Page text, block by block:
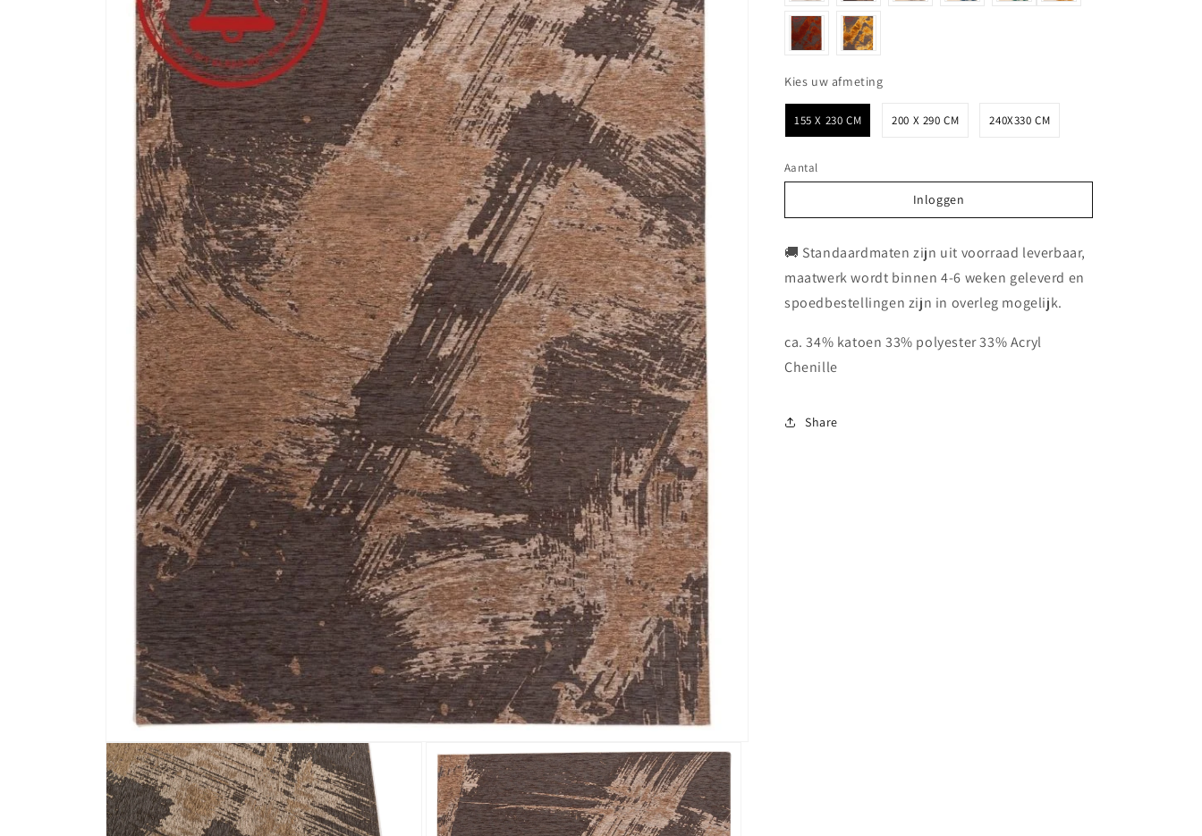
Media 1 openen in modaal
Kies uw afmetingKies uw afmeting
155 X 230 CM 200 X 290 CM 240X330 CM
Aantal
Inloggen
Inloggen
🚚 Standaardmaten zijn uit voorraad leverbaar,
maatwerk wordt binnen 4-6 weken geleverd en
spoedbestellingen zijn in overleg mogelijk.
ca. 34% katoen 33% polyester 33% Acryl
Chenille
Share